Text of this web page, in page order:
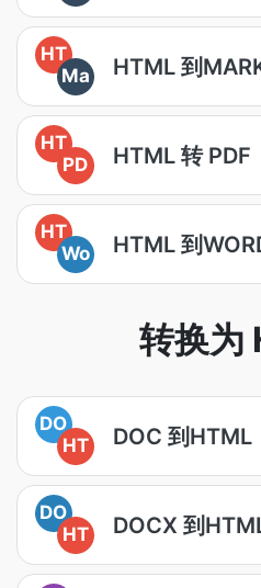
HT
Ma
HTML 到
HT
PD
HTML 转 PDF
HT
Wo
HTML 到
转换为
DO
HT
DOC 到HTML
DO
HT
DOCX 到